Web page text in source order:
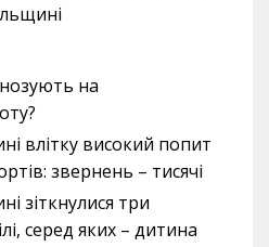
на
влітку високий попит
звернень – тисячі
зіткнулися три
серед яких – дитина